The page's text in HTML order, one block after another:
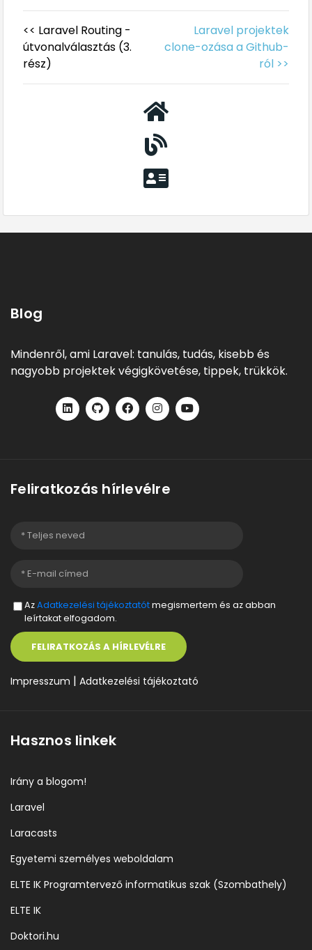
<< Laravel Routing -
útvonalválasztás (3.
rész)
Laravel projektek
clone-ozása a Github-
ról >>
Blog
Mindenről, ami Laravel: tanulás, tudás, kisebb és
nagyobb projektek végigkövetése, tippek, trükkök.
Feliratkozás hírlevélre
AzAdatkezelési tájékoztatótmegismertem és az abban
leírtakat elfogadom.
FELIRATKOZÁS A HÍRLEVÉLRE
Impresszum | Adatkezelési tájékoztató
Hasznos linkek
Irány a blogom!
Laravel
Laracasts
Egyetemi személyes weboldalam
ELTE IK Programtervező informatikus szak (Szombathely)
ELTE IK
Doktori.hu